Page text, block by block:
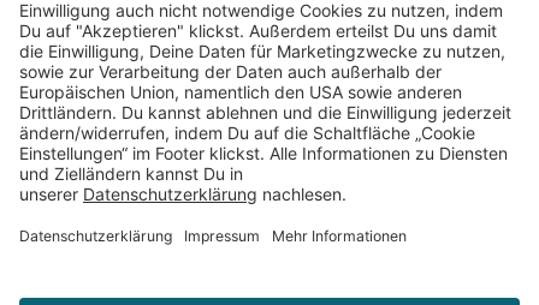
Mitglied im:
Impressum AGB Widerrufsbelehrung